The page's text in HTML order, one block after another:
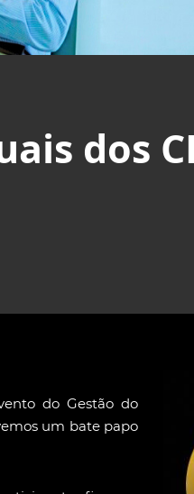
dos
do Gestão do
um bate papo